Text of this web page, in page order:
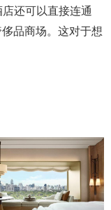
还可以直接连通
品商场。这对于想